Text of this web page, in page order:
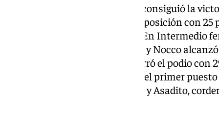
En Intermedio mixto, Tu Tribu consiguió la
escuela finalizaron en segunda posición con
el tercer puesto con 36 puntos. En Intermedio
clasificación con 15 puntos. Piti y Nocco
mientras que Compitruenos cerró el podio con
masculino, Qué passda! obtuvo el primer
terminó segundo con 57 puntos y Asadito,